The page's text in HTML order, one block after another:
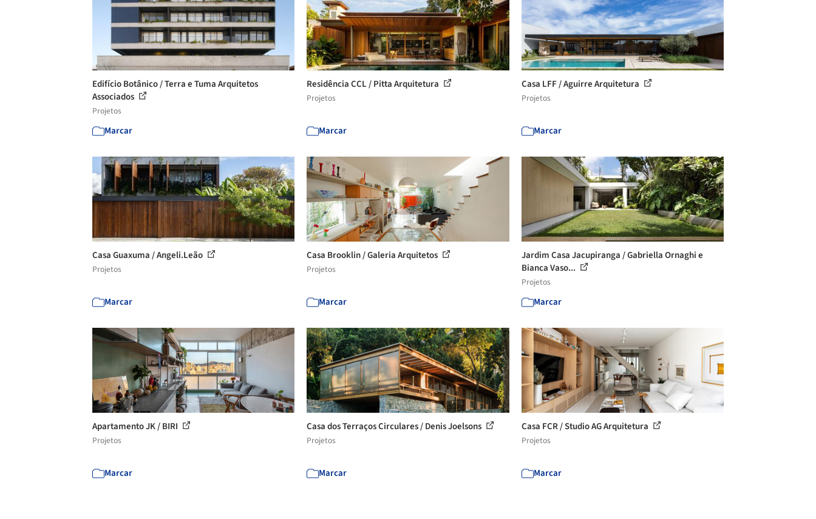
Edifício Botânico / Terra e Tuma Arquitetos
Associados
Projetos
Marcar
Residência CCL / Pitta Arquitetura
Projetos
Marcar
Casa LFF / Aguirre Arquitetura
Projetos
Marcar
Casa Guaxuma / Angeli.Leão
Projetos
Marcar
Casa Brooklin / Galeria Arquitetos
Projetos
Marcar
Jardim Casa Jacupiranga / Gabriella Ornaghi e
Bianca Vaso...
Projetos
Marcar
Apartamento JK / BIRI
Projetos
Marcar
Casa dos Terraços Circulares / Denis Joelsons
Projetos
Marcar
Casa FCR / Studio AG Arquitetura
Projetos
Marcar